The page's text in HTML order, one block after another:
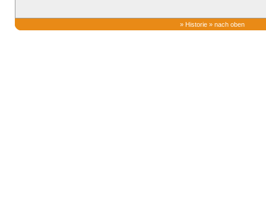
» Historie » nach oben